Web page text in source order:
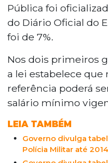
Pública foi
do Diário Oficial do
foi de 7%.
Nos dois primeiros
a lei estabelece
referência poderá
salário mínimo
LEIA TAMBÉM
Governo divulga
Polícia Militar até 2014